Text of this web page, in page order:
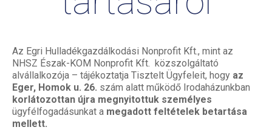
Az Egri Hulladékgazdálkodási Nonprofit Kft., mint az
NHSZ Észak-KOM Nonprofit Kft. közszolgáltató
alvállalkozója – tájékoztatja Tisztelt Ügyfeleit, hogy az
Eger, Homok u. 26. szám alatt működő Irodaházunkban
korlátozottan újra megnyitottuk személyes
ügyfélfogadásunkat a megadott feltételek betartása
mellett.